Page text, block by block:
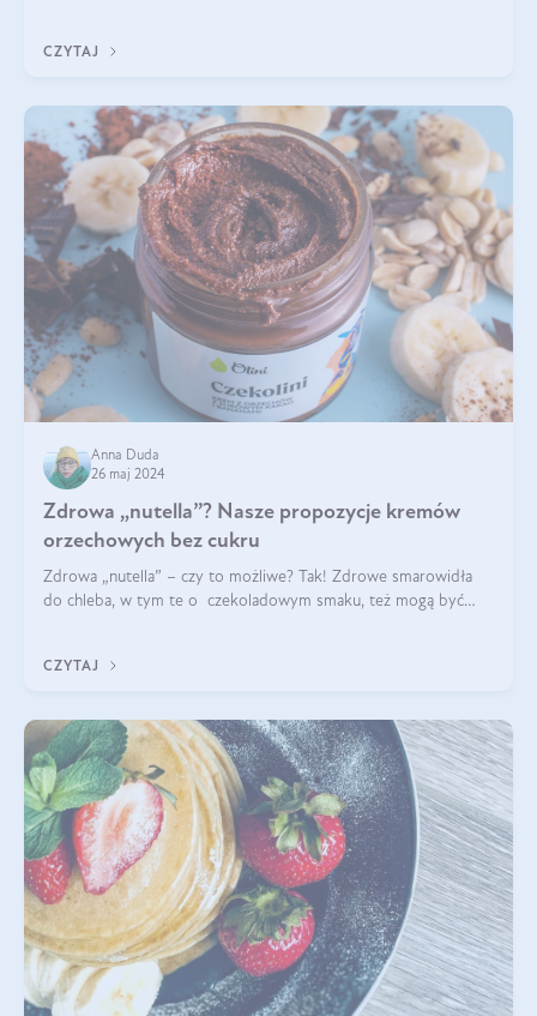
CZYTAJ
Anna Duda
26 maj 2024
Zdrowa „nutella”? Nasze propozycje kremów
orzechowych bez cukru
Zdrowa „nutella” – czy to możliwe? Tak! Zdrowe smarowidła
do chleba, w tym te o czekoladowym smaku, też mogą być
CZYTAJ